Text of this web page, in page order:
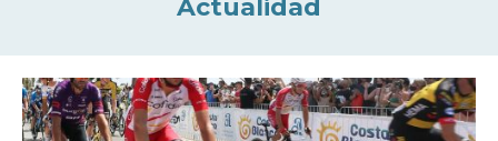
Actualidad